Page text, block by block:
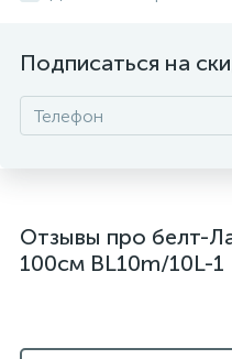
Подписаться на
Отзывы про белт-
100см BL10m/10L-1